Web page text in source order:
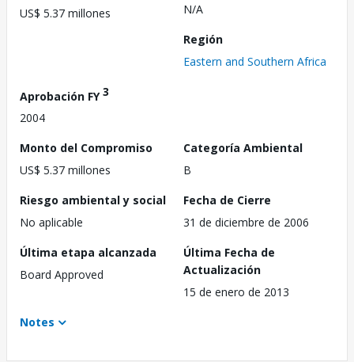
US$ 5.37 millones
N/A
Región
Eastern and Southern Africa
Aprobación FY3
2004
Monto del Compromiso
US$ 5.37 millones
Categoría Ambiental
B
Riesgo ambiental y social
No aplicable
Fecha de Cierre
31 de diciembre de 2006
Última etapa alcanzada
Board Approved
Última Fecha de
Actualización
15 de enero de 2013
Notes